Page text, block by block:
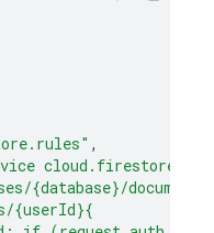
,
cloud.firestore {
{database}/documents
{userId}{